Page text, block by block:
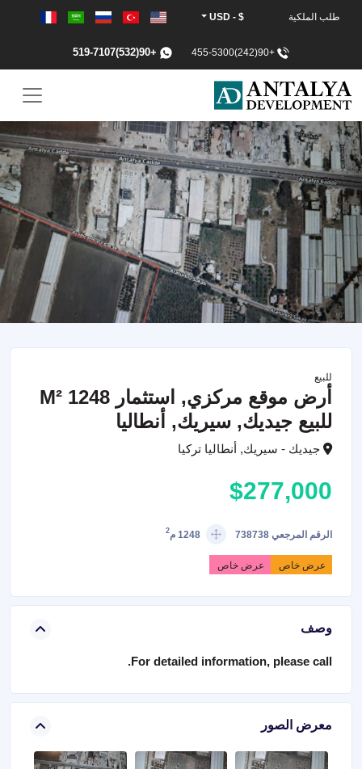
طلب الملكية $ - USD
+90(242)455-5300
+90(532)519-7107
للبيع
أرض موقع مركزي, استثمار 1248 M²
للبيع جيديك, سيريك, أنطاليا
جيديك - سيريك, أنطاليا تركيا
$277,000
الرقم المرجعي 738738 1248 م 2
عرض خاص عرض خاص
وصف
For detailed information, please call.
معرض الصور